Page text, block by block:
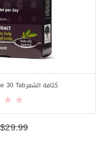
كثافة الشعرNew Nordic Hair Volume 30 Tab
$29.99